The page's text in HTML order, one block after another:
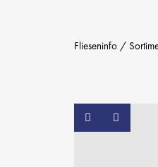
Flieseninfo